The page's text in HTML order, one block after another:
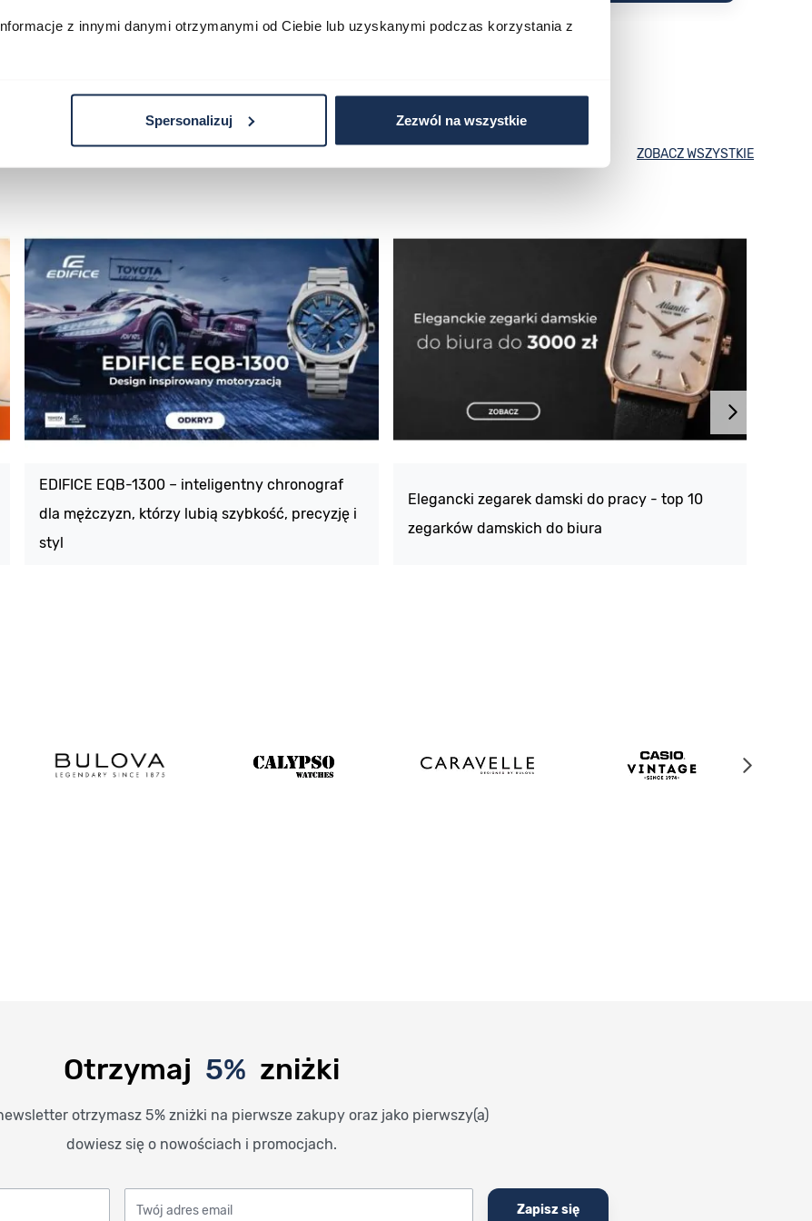
z innymi danymi otrzymanymi od Ciebie lub uzyskanymi podczas korzystania z
Spersonalizuj Zezwól na wszystkie
ZOBACZ WSZYSTKIE
EDIFICE EQB-1300 – inteligentny chronograf
dla mężczyzn, którzy lubią szybkość, precyzję i
styl
Elegancki zegarek damski do pracy - top 10
zegarków damskich do biura
Otrzymaj 5% zniżki
otrzymasz 5% zniżki na pierwsze zakupy oraz jako pierwszy(a)
dowiesz się o nowościach i promocjach.
Zapisz się